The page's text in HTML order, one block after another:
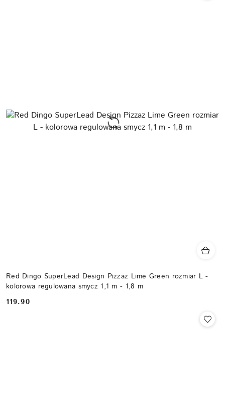
Red Dingo SuperLead Design Pizzaz Lime Green rozmiar L -
kolorowa regulowana smycz 1,1 m - 1,8 m
Cena:
119.90